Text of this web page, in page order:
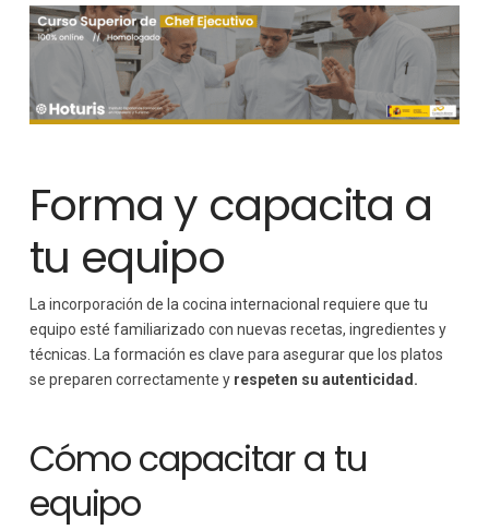
Forma y capacita a
tu equipo
La incorporación de la cocina internacional requiere que tu
equipo esté familiarizado con nuevas recetas, ingredientes y
técnicas. La formación es clave para asegurar que los platos
se preparen correctamente y respeten su autenticidad.
Cómo capacitar a tu
equipo